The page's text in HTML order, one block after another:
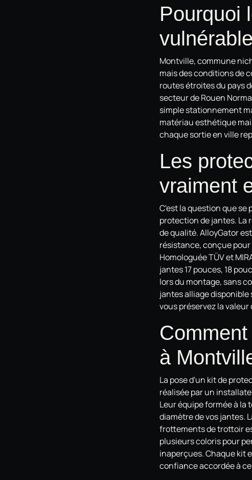
Pourquoi
Montville, commune
mais des conditions de
routes étroites du pays
secteur de Rouen
simple stationnement
matériau esthétique
chaque sortie en ville
Les
vraiment
C'est la question que
protection de jantes. La
de qualité. AlloyGator
résistance, conçue
Homologuée TÜV et
jantes 17 pouces, 18
lors du montage, sans
jantes alliage disponible
vous préservez la
à
La pose d'un kit de
réalisée par un
Leur équipe formée à la
diamètre de vos jantes.
frottements de trottoir
plusieurs coloris pour
inaperçues. Chaque kit
confiance accordée à